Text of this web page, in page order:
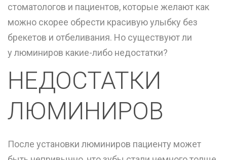
стоматологов и пациентов, которые желают как
можно скорее обрести красивую улыбку без
брекетов и отбеливания. Но существуют ли
у люминиров какие-либо недостатки?
НЕДОСТАТКИ
ЛЮМИНИРОВ
После установки люминиров пациенту может